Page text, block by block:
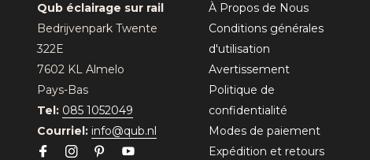
Qub éclairage sur rail
Bedrijvenpark Twente
322E
7602 KL Almelo
Pays-Bas
Tel: 085 1052049
Courriel: info@qub.nl
À Propos de Nous
Conditions générales
d'utilisation
Avertissement
Politique de
confidentialité
Modes de paiement
Expédition et retours